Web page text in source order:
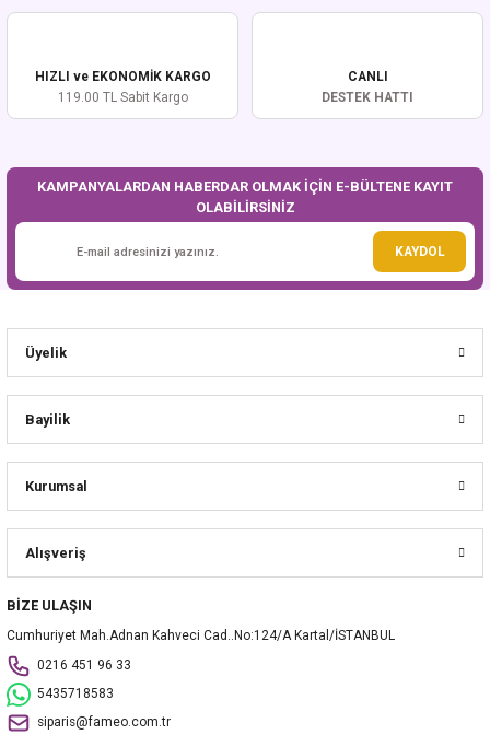
Ürün fiyatı diğer sitelerden daha pahalı.
Bu ürüne benzer farklı alternatifler olmalı.
HIZLI ve EKONOMİK KARGO
119.00 TL Sabit Kargo
CANLI
DESTEK HATTI
KAMPANYALARDAN HABERDAR OLMAK İÇİN E-BÜLTENE KAYIT
OLABİLİRSİNİZ
KAYDOL
Üyelik
Bayilik
Kurumsal
Alışveriş
BİZE ULAŞIN
Cumhuriyet Mah.Adnan Kahveci Cad..No:124/A Kartal/İSTANBUL
0216 451 96 33
5435718583
siparis@fameo.com.tr